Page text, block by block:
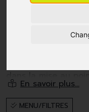
dans la mise au
de compléments
cosmétiques anti-
MENU/FILTRES